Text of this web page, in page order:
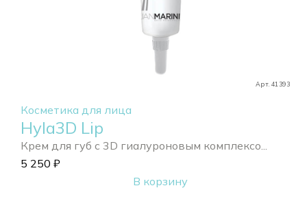
Арт. 41393
Косметика для лица
Hyla3D Lip
Крем для губ с 3D гиалуроновым комплексо...
5 250 ₽
В корзину